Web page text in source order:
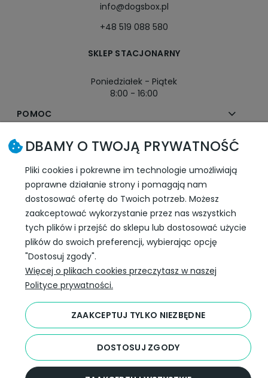
info@dogsbox.pl
+48 519 088 580
SKLEP STACJONARNY
Poniedziałek - Piątek
8:00 - 16:00
POMOC
MOJE KONTO
PŁATNOŚCI I DOSTAWA
INFORMACJE
SLEDŹ NAS W SOCIAL MEDIA
DBAMY O TWOJĄ PRYWATNOŚĆ
Pliki cookies i pokrewne im technologie umożliwiają
poprawne działanie strony i pomagają nam
dostosować ofertę do Twoich potrzeb. Możesz
zaakceptować wykorzystanie przez nas wszystkich
tych plików i przejść do sklepu lub dostosować użycie
plików do swoich preferencji, wybierając opcję
"Dostosuj zgody".
Więcej o plikach cookies przeczytasz w naszej
Polityce prywatności.
ZAAKCEPTUJ TYLKO NIEZBĘDNE
DOSTOSUJ ZGODY